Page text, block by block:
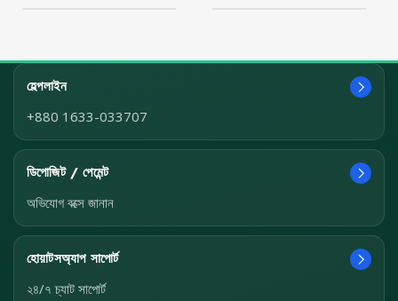
হেল্পলাইন
+880 1633-033707
ডিপোজিট / পেমেন্ট
অভিযোগ বক্সে জানান
হোয়াটসঅ্যাপ সাপোর্ট
২৪/৭ চ্যাট সাপোর্ট